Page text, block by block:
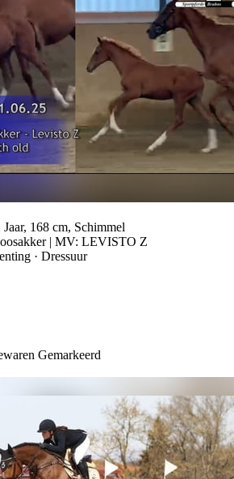
168 cm, Schimmel
| MV: LEVISTO Z
· Dressuur
Gemarkeerd